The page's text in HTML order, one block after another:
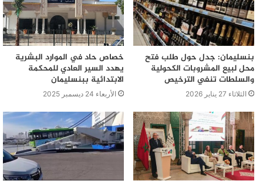
بنسليمان: جدل حول طلب فتح
محل لبيع المشروبات الكحولية
والسلطات تنفي الترخيص
الثلاثاء 27 يناير 2026
خصاص حاد في الموارد البشرية
يهدد السير العادي للمحكمة
الابتدائية ببنسليمان
الأربعاء 24 ديسمبر 2025